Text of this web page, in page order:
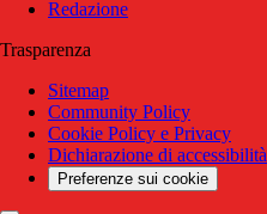
Redazione
Trasparenza
Sitemap
Community Policy
Cookie Policy e Privacy
Dichiarazione di accessibilità
Preferenze sui cookie